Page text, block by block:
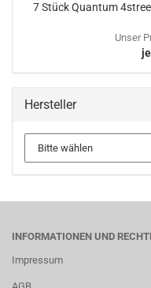
7 Stück Quantum
Unser
Hersteller
INFORMATIONEN UND
Impressum